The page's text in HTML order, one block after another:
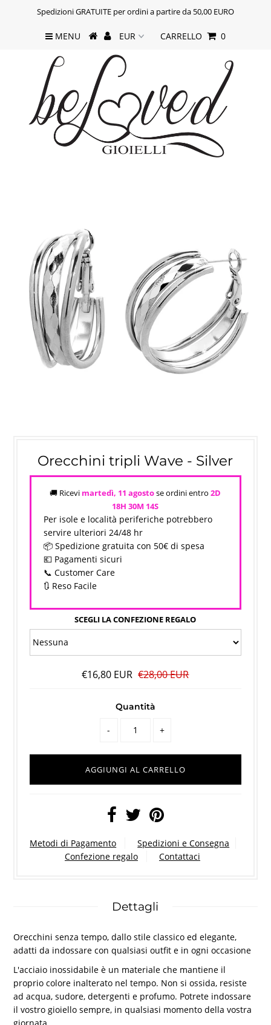
Spedizioni GRATUITE per ordini a partire da 50,00 EURO
MENU CARRELLO 0
Orecchini tripli Wave - Silver
🚚 Ricevi martedì, 11 agostose ordini entro2D
18H 30M 14S
Per isole e località periferiche potrebbero
servire ulteriori 24/48 hr
📦 Spedizione gratuita con 50€ di spesa
💶 Pagamenti sicuri
📞 Customer Care
🔃 Reso Facile
SCEGLI LA CONFEZIONE REGALO
€16,80 EUR €28,00 EUR
Quantità
- +
Metodi di Pagamento
Spedizioni e Consegna
Confezione regalo
Contattaci
Dettagli
Orecchini senza tempo, dallo stile classico ed elegante,
adatti da indossare con qualsiasi outfit e in ogni occasione
L'acciaio inossidabile è un materiale che mantiene il
proprio colore inalterato nel tempo. Non si ossida, resiste
ad acqua, sudore, detergenti e profumo. Potrete indossare
il vostro gioiello sempre, in qualsiasi momento della vostra
giornata